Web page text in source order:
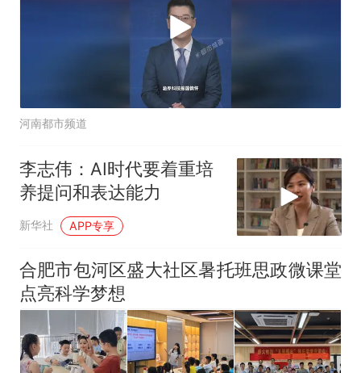
河南都市频道
李志伟：AI时代要着重培
养提问和表达能力
新华社 APP专享
合肥市包河区盛大社区暑托班思政微课堂
点亮科学梦想